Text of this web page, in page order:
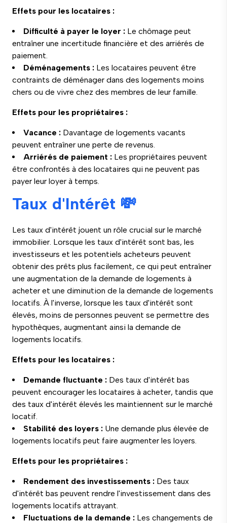
Effets pour les locataires :
Difficulté à payer le loyer : Le chômage peut
entraîner une incertitude financière et des arriérés de
paiement.
Déménagements : Les locataires peuvent être
contraints de déménager dans des logements moins
chers ou de vivre chez des membres de leur famille.
Effets pour les propriétaires :
Vacance : Davantage de logements vacants
peuvent entraîner une perte de revenus.
Arriérés de paiement : Les propriétaires peuvent
être confrontés à des locataires qui ne peuvent pas
payer leur loyer à temps.
Taux d'Intérêt 💸
Les taux d'intérêt jouent un rôle crucial sur le marché
immobilier. Lorsque les taux d'intérêt sont bas, les
investisseurs et les potentiels acheteurs peuvent
obtenir des prêts plus facilement, ce qui peut entraîner
une augmentation de la demande de logements à
acheter et une diminution de la demande de logements
locatifs. À l'inverse, lorsque les taux d'intérêt sont
élevés, moins de personnes peuvent se permettre des
hypothèques, augmentant ainsi la demande de
logements locatifs.
Effets pour les locataires :
Demande fluctuante : Des taux d'intérêt bas
peuvent encourager les locataires à acheter, tandis que
des taux d'intérêt élevés les maintiennent sur le marché
locatif.
Stabilité des loyers : Une demande plus élevée de
logements locatifs peut faire augmenter les loyers.
Effets pour les propriétaires :
Rendement des investissements : Des taux
d'intérêt bas peuvent rendre l'investissement dans des
logements locatifs attrayant.
Fluctuations de la demande : Les changements de